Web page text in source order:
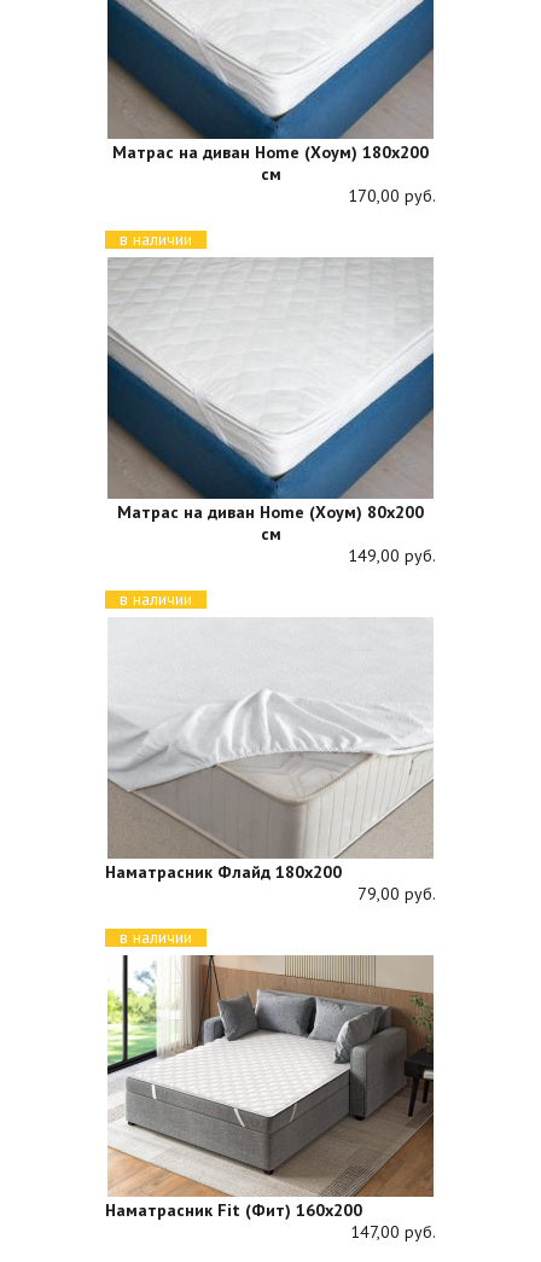
Матрас на диван Home (Хоум) 180х200
см
170,00 руб.
в наличии
Матрас на диван Home (Хоум) 80х200
см
149,00 руб.
в наличии
Наматрасник Флайд 180х200
79,00 руб.
в наличии
Наматрасник Fit (Фит) 160х200
147,00 руб.